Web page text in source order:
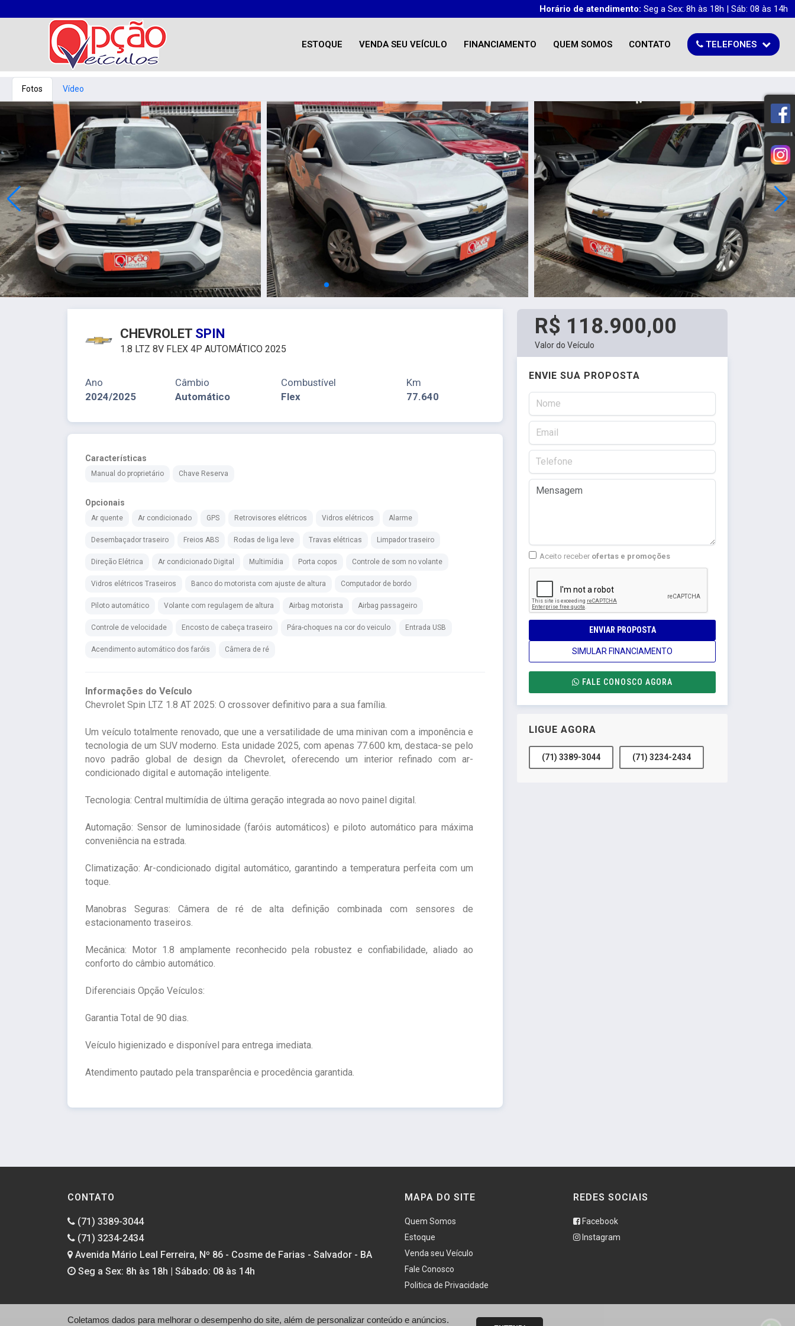
Horário de atendimento: Seg a Sex: 8h às 18h | Sáb: 08 às 14h
ESTOQUE VENDA SEU VEÍCULO FINANCIAMENTO QUEM SOMOS CONTATO TELEFONES
Fotos Vídeo
CHEVROLET SPIN
1.8 LTZ 8V FLEX 4P AUTOMÁTICO 2025
Ano
2024/2025
Câmbio
Automático
Combustível
Flex
Km
77.640
Características
Manual do proprietário Chave Reserva
Opcionais
Ar quente Ar condicionado GPS Retrovisores elétricos Vidros elétricos Alarme
Desembaçador traseiro Freios ABS Rodas de liga leve Travas elétricas Limpador traseiro
Direção Elétrica Ar condicionado Digital Multimídia Porta copos Controle de som no volante
Vidros elétricos Traseiros Banco do motorista com ajuste de altura Computador de bordo
Piloto automático Volante com regulagem de altura Airbag motorista Airbag passageiro
Controle de velocidade Encosto de cabeça traseiro Pára-choques na cor do veiculo Entrada USB
Acendimento automático dos faróis Câmera de ré
Informações do Veículo
Chevrolet Spin LTZ 1.8 AT 2025: O crossover definitivo para a sua família.
Um veículo totalmente renovado, que une a versatilidade de uma minivan com a imponência e
tecnologia de um SUV moderno. Esta unidade 2025, com apenas 77.600 km, destaca-se pelo
novo padrão global de design da Chevrolet, oferecendo um interior refinado com ar-
condicionado digital e automação inteligente.
Tecnologia: Central multimídia de última geração integrada ao novo painel digital.
Automação: Sensor de luminosidade (faróis automáticos) e piloto automático para máxima
conveniência na estrada.
Climatização: Ar-condicionado digital automático, garantindo a temperatura perfeita com um
toque.
Manobras Seguras: Câmera de ré de alta definição combinada com sensores de
estacionamento traseiros.
Mecânica: Motor 1.8 amplamente reconhecido pela robustez e confiabilidade, aliado ao
conforto do câmbio automático.
Diferenciais Opção Veículos:
Garantia Total de 90 dias.
Veículo higienizado e disponível para entrega imediata.
Atendimento pautado pela transparência e procedência garantida.
R$ 118.900,00
Valor do Veículo
ENVIE SUA PROPOSTA
Aceito receber ofertas e promoções
ENVIAR PROPOSTA
SIMULAR FINANCIAMENTO
FALE CONOSCO AGORA
LIGUE AGORA
(71) 3389-3044 (71) 3234-2434
CONTATO
(71) 3389-3044
(71) 3234-2434
Avenida Mário Leal Ferreira, Nº 86 - Cosme de Farias - Salvador - BA
Seg a Sex: 8h às 18h | Sábado: 08 às 14h
MAPA DO SITE
Quem Somos
Estoque
Venda seu Veículo
Fale Conosco
Politica de Privacidade
REDES SOCIAIS
Facebook
Instagram
Coletamos dados para melhorar o desempenho do site, além de personalizar conteúdo e anúncios.